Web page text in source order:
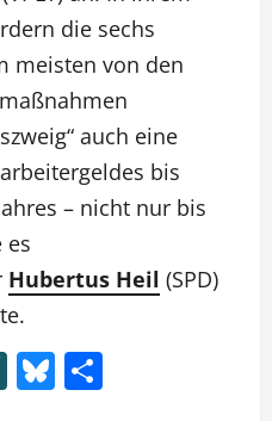
die sechs
meisten von den
auch eine
bis
– nicht nur bis
es
Hubertus Heil (SPD)
XINGBluesky